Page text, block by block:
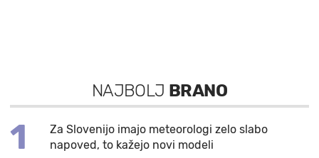
NAJBOLJ BRANO
1
Za Slovenijo imajo meteorologi zelo slabo
napoved, to kažejo novi modeli